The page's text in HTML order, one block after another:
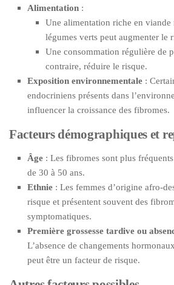
Alimentation :
Une alimentation riche en viande
légumes verts peut augmenter le
Une consommation régulière de
contraire, réduire le risque.
Exposition environnementale :
endocriniens présents dans
influencer la croissance des fibromes.
Facteurs démographiques et
Âge : Les fibromes sont plus
de 30 à 50 ans.
Ethnie : Les femmes d’origine afro-
risque et présentent souvent des
symptomatiques.
Première grossesse tardive ou
L’absence de changements
peut être un facteur de risque.